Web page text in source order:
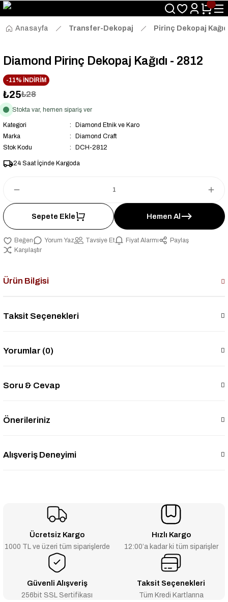
Size Özel "HG10" Kodu ile Sepette Hemen %10 İndirim Fırsatını
Kaçırmayın!
Anasayfa
Transfer-Dekopaj Pirinç Dekopaj
Diamond Pirinç Dekopaj Kağıdı - 2812
-11% İNDİRİM
₺25₺28
Stokta var, hemen sipariş ver
Kategori
Diamond Etnik ve Karo
Marka
Diamond Craft
Stok Kodu
DCH-2812
24 Saat İçinde Kargoda
Sepete Ekle Hemen Al
Yorum Yaz Tavsiye Et Fiyat Alarmı
Paylaş
Karşılaştır
Ürün Bilgisi
Taksit Seçenekleri
Yorumlar (0)
Soru & Cevap
Önerileriniz
Alışveriş Deneyimi
Ücretsiz Kargo
1000 TL ve üzeri tüm siparişlerde
Hızlı Kargo
12:00’a kadar ki tüm siparişler
Güvenli Alışveriş
256bit SSL Sertifikası
Taksit Seçenekleri
Tüm Kredi Kartlarına